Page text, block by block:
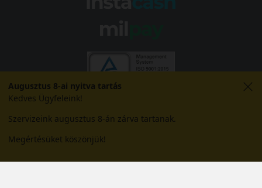
Augusztus 8-ai nyitva tartás
Kedves Ügyfeleink!
Szervizeink augusztus 8-án zárva tartanak.
Megértésüket köszönjük!